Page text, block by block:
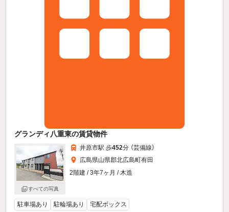
グランディ八重東の賃貸物件
すべての写真
井原市駅 歩452分 （芸備線）
広島県山県郡北広島町有田
2階建 / 3年7ヶ月 / 木造
駐車場あり 駐輪場あり 宅配ボックス